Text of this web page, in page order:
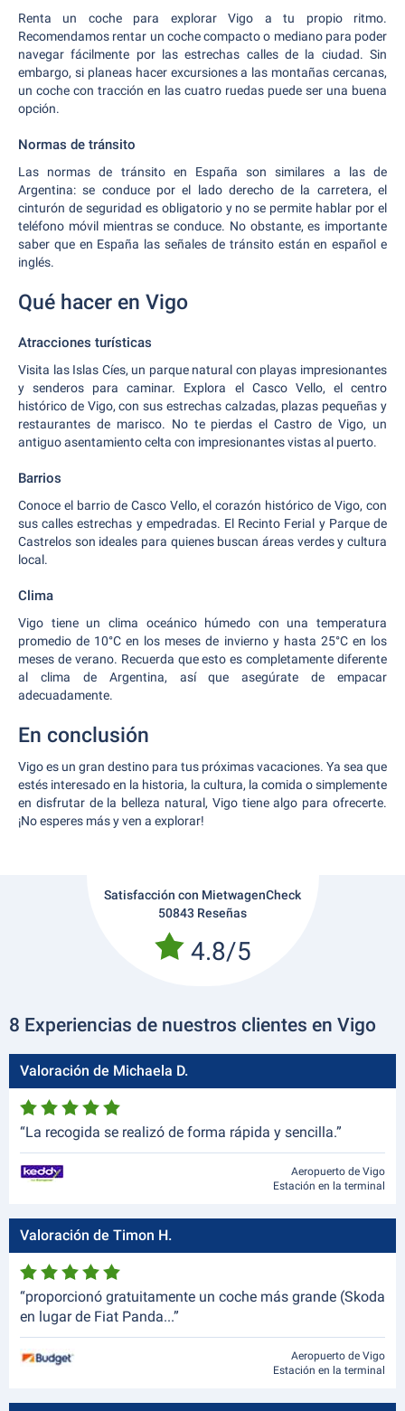
Renta un coche para explorar Vigo a tu propio ritmo.
Recomendamos rentar un coche compacto o mediano para poder
navegar fácilmente por las estrechas calles de la ciudad. Sin
embargo, si planeas hacer excursiones a las montañas cercanas,
un coche con tracción en las cuatro ruedas puede ser una buena
opción.
Normas de tránsito
Las normas de tránsito en España son similares a las de
Argentina: se conduce por el lado derecho de la carretera, el
cinturón de seguridad es obligatorio y no se permite hablar por el
teléfono móvil mientras se conduce. No obstante, es importante
saber que en España las señales de tránsito están en español e
inglés.
Qué hacer en Vigo
Atracciones turísticas
Visita las Islas Cíes, un parque natural con playas impresionantes
y senderos para caminar. Explora el Casco Vello, el centro
histórico de Vigo, con sus estrechas calzadas, plazas pequeñas y
restaurantes de marisco. No te pierdas el Castro de Vigo, un
antiguo asentamiento celta con impresionantes vistas al puerto.
Barrios
Conoce el barrio de Casco Vello, el corazón histórico de Vigo, con
sus calles estrechas y empedradas. El Recinto Ferial y Parque de
Castrelos son ideales para quienes buscan áreas verdes y cultura
local.
Clima
Vigo tiene un clima oceánico húmedo con una temperatura
promedio de 10°C en los meses de invierno y hasta 25°C en los
meses de verano. Recuerda que esto es completamente diferente
al clima de Argentina, así que asegúrate de empacar
adecuadamente.
En conclusión
Vigo es un gran destino para tus próximas vacaciones. Ya sea que
estés interesado en la historia, la cultura, la comida o simplemente
en disfrutar de la belleza natural, Vigo tiene algo para ofrecerte.
¡No esperes más y ven a explorar!
Satisfacción con MietwagenCheck
50843 Reseñas
4.8/5
8 Experiencias de nuestros clientes en Vigo
Valoración de Michaela D.
“La recogida se realizó de forma rápida y sencilla.”
Aeropuerto de Vigo
Estación en la terminal
Valoración de Timon H.
“proporcionó gratuitamente un coche más grande (Skoda
en lugar de Fiat Panda...”
Aeropuerto de Vigo
Estación en la terminal